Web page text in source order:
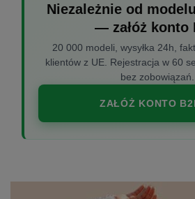
Niezależnie od
— załóż konto
20 000 modeli, wysyłka 24h,
klientów z UE. Rejestracja w 60
bez zobowiązań.
ZAŁÓŻ KONTO